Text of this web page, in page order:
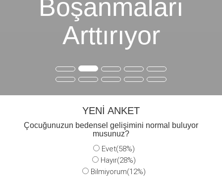
Boşanmaları
Arttırıyor
YENİ ANKET
Çocuğunuzun bedensel gelişimini normal buluyor
musunuz?
Evet(58%)
Hayır(28%)
Bilmiyorum(12%)